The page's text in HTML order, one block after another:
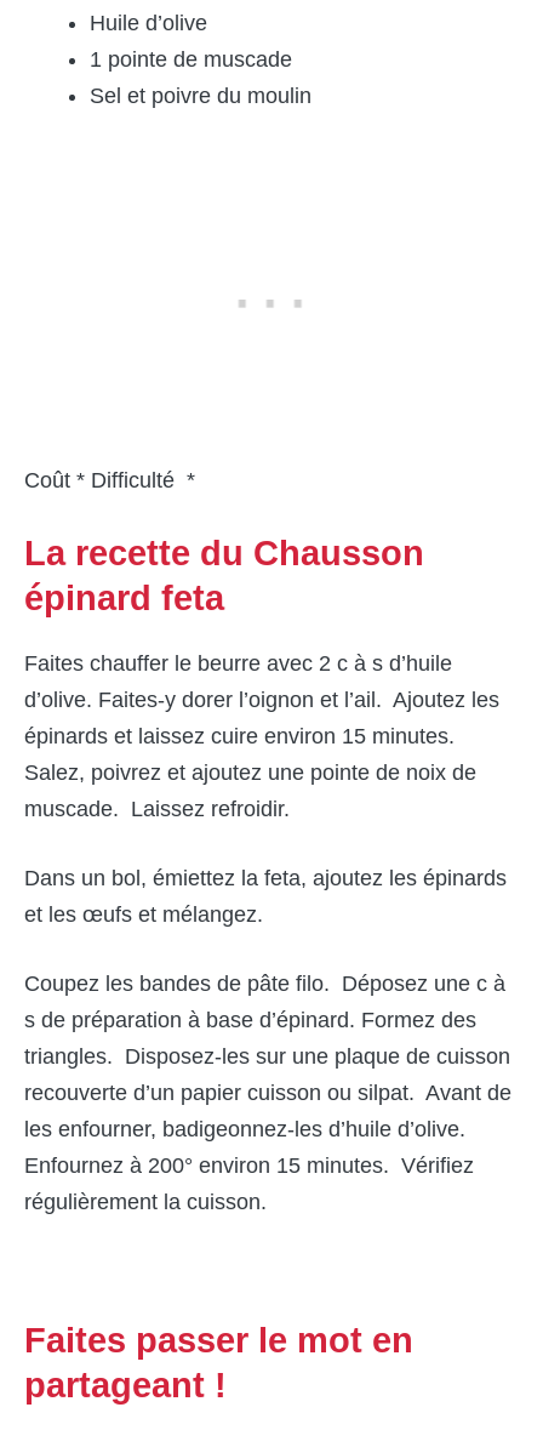
Huile d’olive
1 pointe de muscade
Sel et poivre du moulin
Coût * Difficulté *
La recette du Chausson
épinard feta
Faites chauffer le beurre avec 2 c à s d’huile
d’olive. Faites-y dorer l’oignon et l’ail. Ajoutez les
épinards et laissez cuire environ 15 minutes.
Salez, poivrez et ajoutez une pointe de noix de
muscade. Laissez refroidir.
Dans un bol, émiettez la feta, ajoutez les épinards
et les œufs et mélangez.
Coupez les bandes de pâte filo. Déposez une c à
s de préparation à base d’épinard. Formez des
triangles. Disposez-les sur une plaque de cuisson
recouverte d’un papier cuisson ou silpat. Avant de
les enfourner, badigeonnez-les d’huile d’olive.
Enfournez à 200° environ 15 minutes. Vérifiez
régulièrement la cuisson.
Faites passer le mot en
partageant !